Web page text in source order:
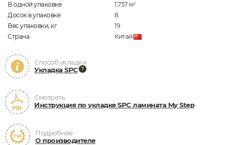
В одной упаковке
1,757 м2
Досок в упаковке
8
Вес упаковки, кг
19
Страна
Китай
Способ укладки
Укладка SPC
Смотреть
Инструкция по укладке SPC ламината My Step
Подробнее
О производителе